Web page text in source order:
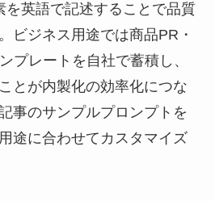
を英語で記述することで品質
ビジネス用途では商品PR・
プレートを自社で蓄積し、
とが内製化の効率化につな
事のサンプルプロンプトを
途に合わせてカスタマイズ